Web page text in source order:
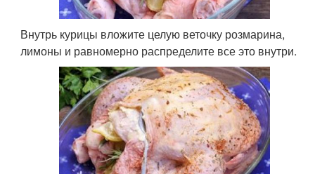
Внутрь курицы вложите целую веточку розмарина,
лимоны и равномерно распределите все это внутри.